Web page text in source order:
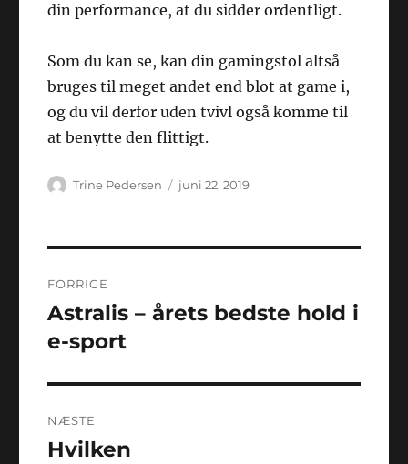
din performance, at du sidder ordentligt.
Som du kan se, kan din gamingstol altså
bruges til meget andet end blot at game i,
og du vil derfor uden tvivl også komme til
at benytte den flittigt.
Forfatter
Trine Pedersen Udgivet
juni 22, 2019
FORRIGE
Forrige
indlæg:
Astralis – årets bedste hold i
e-sport
NÆSTE
Næste
Hvilken